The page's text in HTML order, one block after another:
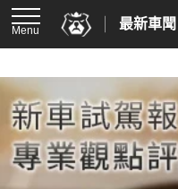
Menu 最新車聞